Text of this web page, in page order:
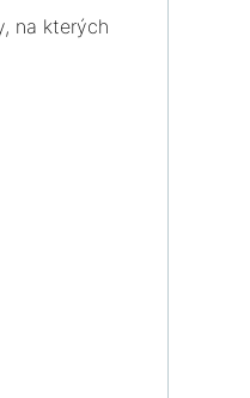
na kterých